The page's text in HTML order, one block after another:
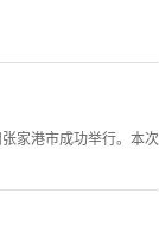
家港市成功举行。本次